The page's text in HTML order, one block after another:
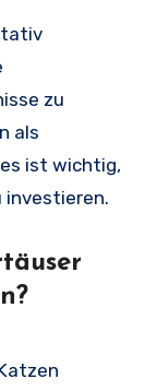
zu
als
ist wichtig,
investieren.